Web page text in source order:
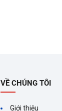
VỀ CHÚNG TÔI
Giới thiệu